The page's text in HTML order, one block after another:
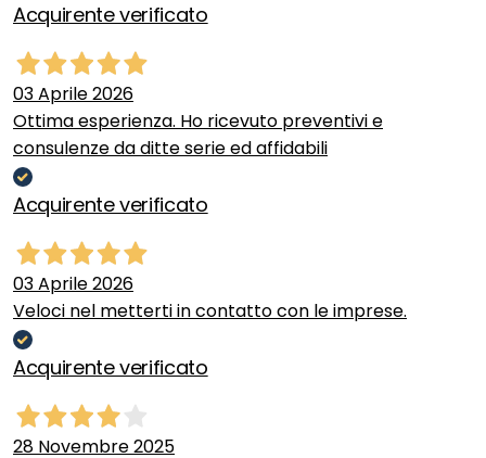
Acquirente verificato
03 Aprile 2026
Ottima esperienza. Ho ricevuto preventivi e
consulenze da ditte serie ed affidabili
Acquirente verificato
03 Aprile 2026
Veloci nel metterti in contatto con le imprese.
Acquirente verificato
28 Novembre 2025